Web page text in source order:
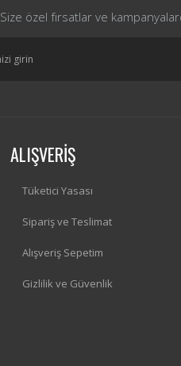
Size özel fırsatlar ve
ALIŞVERİŞ
Tüketici Yasası
Sipariş ve Teslimat
Alışveriş Sepetim
Gizlilik ve Güvenlik